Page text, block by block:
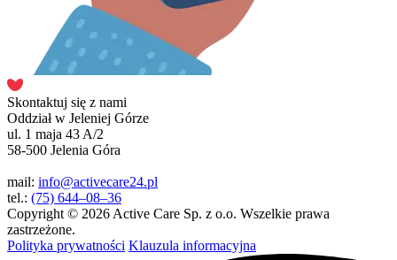
Skontaktuj się z nami
Oddział w Jeleniej Górze
ul. 1 maja 43 A/2
58-500 Jelenia Góra
mail: info@activecare24.pl
tel.: (75) 644–08–36
Copyright © 2026 Active Care Sp. z o.o. Wszelkie prawa
zastrzeżone.
Polityka prywatności Klauzula informacyjna